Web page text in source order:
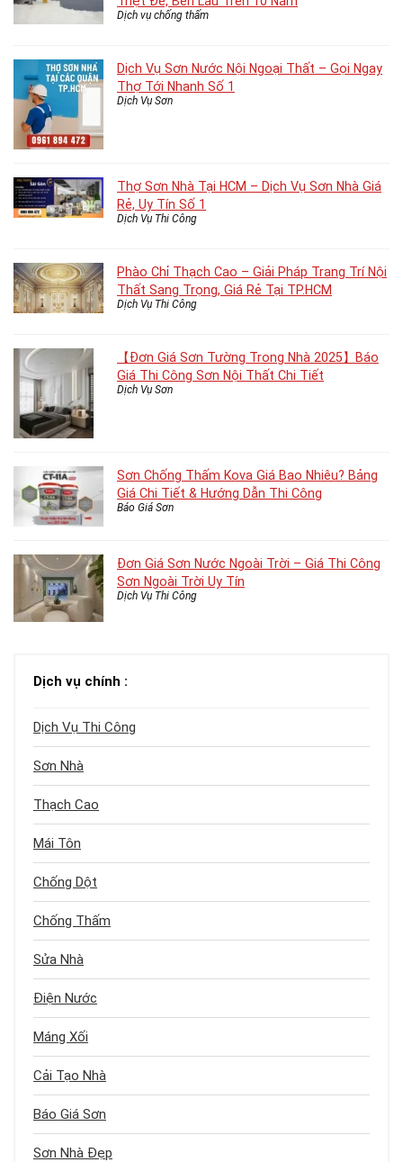
Dịch vụ chống thấm
Dịch Vụ Sơn Nước Nội Ngoại Thất – Gọi Ngay
Thợ Tới Nhanh Số 1
Dịch Vụ Sơn
Thợ Sơn Nhà Tại HCM – Dịch Vụ Sơn Nhà Giá
Rẻ, Uy Tín Số 1
Dịch Vụ Thi Công
Phào Chỉ Thạch Cao – Giải Pháp Trang Trí Nội
Thất Sang Trọng, Giá Rẻ Tại TP.HCM
Dịch Vụ Thi Công
【Đơn Giá Sơn Tường Trong Nhà 2025】Báo
Giá Thi Công Sơn Nội Thất Chi Tiết
Dịch Vụ Sơn
Sơn Chống Thấm Kova Giá Bao Nhiêu? Bảng
Giá Chi Tiết & Hướng Dẫn Thi Công
Báo Giá Sơn
Đơn Giá Sơn Nước Ngoài Trời – Giá Thi Công
Sơn Ngoài Trời Uy Tín
Dịch Vụ Thi Công
Dịch vụ chính :
Dịch Vụ Thi Công
Sơn Nhà
Thạch Cao
Mái Tôn
Chống Dột
Chống Thấm
Sửa Nhà
Điện Nước
Máng Xối
Cải Tạo Nhà
Báo Giá Sơn
Sơn Nhà Đẹp